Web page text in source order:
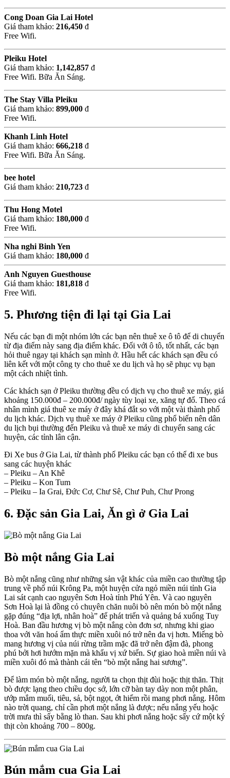
Cong Doan Gia Lai Hotel
Giá tham khảo: 216,450 đ
Free Wifi.
Pleiku Hotel
Giá tham khảo: 1,142,857 đ
Free Wifi. Bữa Ăn Sáng.
The Stay Villa Pleiku
Giá tham khảo: 899,000 đ
Free Wifi.
Khanh Linh Hotel
Giá tham khảo: 666,218 đ
Free Wifi. Bữa Ăn Sáng.
bee hotel
Giá tham khảo: 210,723 đ
Thu Hong Motel
Giá tham khảo: 180,000 đ
Free Wifi.
Nha nghi Binh Yen
Giá tham khảo: 180,000 đ
Anh Nguyen Guesthouse
Giá tham khảo: 181,818 đ
Free Wifi.
5. Phương tiện đi lại tại Gia Lai
Nếu các bạn đi một nhóm lớn các bạn nên thuê xe ô tô để di chuyển
từ địa điểm này sang địa điểm khác. Đối với ô tô, tốt nhất, các bạn
hỏi thuê ngay tại khách sạn mình ở. Hầu hết các khách sạn đều có
liên kết với một công ty cho thuê xe du lịch và họ sẽ phục vụ bạn
một cách nhiệt tình.
Các khách sạn ở Pleiku thường đều có dịch vụ cho thuê xe máy, giá
khoảng 150.000đ – 200.000đ/ ngày tùy loại xe, xăng tự đổ. Theo cá
nhân mình giá thuê xe máy ở đây khá đắt so với một vài thành phố
du lịch khác. Dịch vụ thuê xe máy ở Pleiku cũng phổ biến nên dân
du lịch bụi thường đến Pleiku và thuê xe máy di chuyển sang các
huyện, các tỉnh lân cận.
Đi Xe bus ở Gia Lai, từ thành phố Pleiku các bạn có thể đi xe bus
sang các huyện khác
– Pleiku – An Khê
– Pleiku – Kon Tum
– Pleiku – Ia Grai, Đức Cơ, Chư Sê, Chư Puh, Chư Prong
6. Đặc sản Gia Lai, Ăn gì ở Gia Lai
Bò một nắng Gia Lai
Bò một nắng cũng như những sản vật khác của miền cao thường tập
trung về phố núi Krông Pa, một huyện cửa ngỏ miền núi tỉnh Gia
Lai sát cạnh cao nguyên Sơn Hoà tỉnh Phú Yên. Và cao nguyên
Sơn Hoà lại là đồng cỏ chuyên chăn nuôi bò nên món bò một nắng
gặp đúng “địa lợi, nhân hoà” để phát triển và quảng bá xuống Tuy
Hoà. Ban đầu hương vị bò một nắng còn đơn sơ, nhưng khi giao
thoa với văn hoá ẩm thực miền xuôi nó trở nên đa vị hơn. Miếng bò
mang hương vị của núi rừng trầm mặc đã trở nên đậm đà, phong
phú bởi hơi hướm mặn mà khẩu vị xứ biển. Sự giao hoà miền núi và
miền xuôi đó mà thành cái tên “bò một nắng hai sương”.
Để làm món bò một nắng, người ta chọn thịt đùi hoặc thịt thăn. Thịt
bò được lạng theo chiều dọc sớ, lớn cỡ bàn tay dày non một phân,
ướp mắm muối, tiêu, sả, bột ngọt, ớt hiểm rồi mang phơi nắng. Hôm
nào trời quang, chỉ cần phơi một nắng là được; nếu nắng yếu hoặc
trời mưa thì sấy bằng lò than. Sau khi phơi nắng hoặc sấy cứ một ký
thịt còn khoảng 700 – 800g.
Bún mắm cua Gia Lai